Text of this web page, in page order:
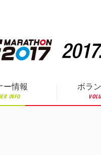
ー情報
INFO
ボラ